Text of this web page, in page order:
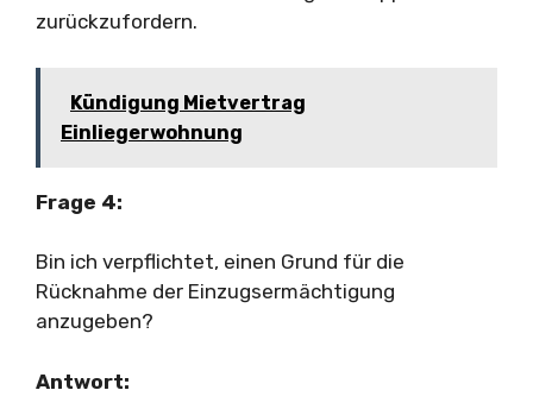
zurückzufordern.
Kündigung Mietvertrag
Einliegerwohnung
Frage 4:
Bin ich verpflichtet, einen Grund für die
Rücknahme der Einzugsermächtigung
anzugeben?
Antwort: